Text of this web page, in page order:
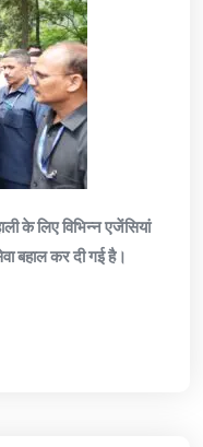
के लिए विभिन्न एजेंसियां
बहाल कर दी गई है।